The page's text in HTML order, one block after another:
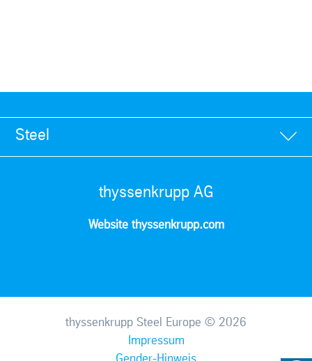
Steel
thyssenkrupp AG
Website thyssenkrupp.com
thyssenkrupp Steel Europe © 2026
Impressum